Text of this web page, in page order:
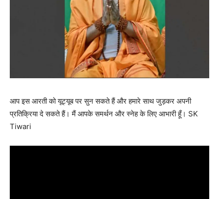
आप इस आरती को यूट्यूब पर सुन सकते हैं और हमारे साथ जुड़कर अपनी
प्रतिक्रिया दे सकते हैं। मैं आपके समर्थन और स्नेह के लिए आभारी हूँ। SK
Tiwari